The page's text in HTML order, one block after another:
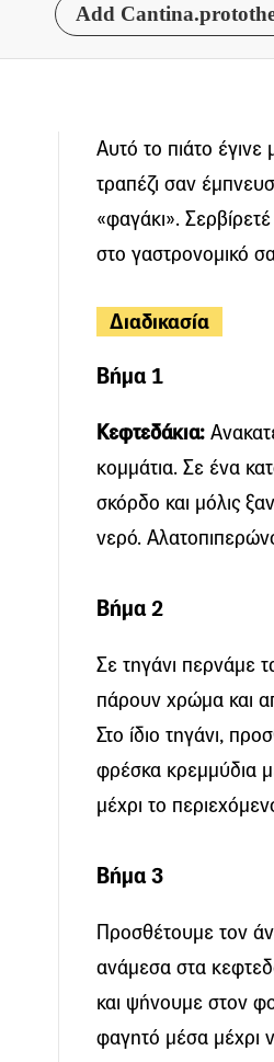
Add
Αυτό το πιάτο
τραπέζι σαν
«φαγάκι».
στο γαστρονομικό
Διαδικασία
Βήμα 1
Κεφτεδάκια:
κομμάτια. Σε ένα
σκόρδο και μόλις
νερό.
Βήμα 2
Σε τηγάνι περνάμε
πάρουν χρώμα και
Στο ίδιο τηγάνι,
φρέσκα κρεμμύδια
μέχρι το
Βήμα 3
Προσθέτουμε τον
ανάμεσα στα
και ψήνουμε στον
φαγητό μέσα μέχρι